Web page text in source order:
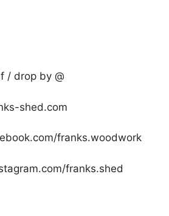
/ drop by @
shed.com
franks.woodwork
franks.shed